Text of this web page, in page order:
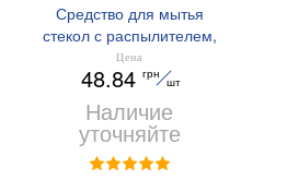
Средство для мытья
стекол с распылителем,
500 мл, Buroclean,
1070060
Цена
48.84 грн
шт
Наличие
уточняйте